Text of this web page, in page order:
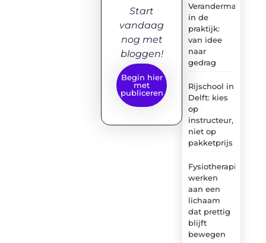
in de
praktijk:
van idee
naar
gedrag
Rijschool in
Delft: kies
op
instructeur,
niet op
pakketprijs
Fysiotherapie:
werken
aan een
lichaam
dat prettig
blijft
bewegen
Start
vandaag
nog met
bloggen!
Begin hier
met
publiceren